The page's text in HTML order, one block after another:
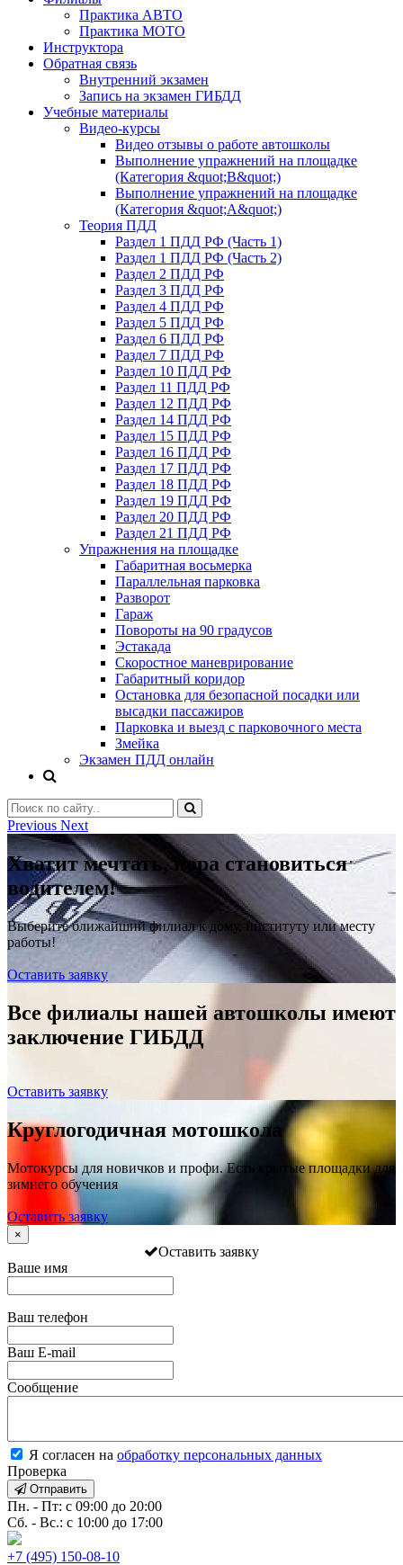
Практика АВТО
Практика МОТО
Инструктора
Обратная связь
Внутренний экзамен
Запись на экзамен ГИБДД
Учебные материалы
Видео-курсы
Видео отзывы о работе автошколы
Выполнение упражнений на площадке
(Категория &quot;В&quot;)
Выполнение упражнений на площадке
(Категория &quot;А&quot;)
Теория ПДД
Раздел 1 ПДД РФ (Часть 1)
Раздел 1 ПДД РФ (Часть 2)
Раздел 2 ПДД РФ
Раздел 3 ПДД РФ
Раздел 4 ПДД РФ
Раздел 5 ПДД РФ
Раздел 6 ПДД РФ
Раздел 7 ПДД РФ
Раздел 10 ПДД РФ
Раздел 11 ПДД РФ
Раздел 12 ПДД РФ
Раздел 14 ПДД РФ
Раздел 15 ПДД РФ
Раздел 16 ПДД РФ
Раздел 17 ПДД РФ
Раздел 18 ПДД РФ
Раздел 19 ПДД РФ
Раздел 20 ПДД РФ
Раздел 21 ПДД РФ
Упражнения на площадке
Габаритная восьмерка
Параллельная парковка
Разворот
Гараж
Повороты на 90 градусов
Эстакада
Скоростное маневрирование
Габаритный коридор
Остановка для безопасной посадки или
высадки пассажиров
Парковка и выезд с парковочного места
Змейка
Экзамен ПДД онлайн
Previous Next
Хватит мечтать, пора становиться
водителем!
Выберите ближайший филиал к дому, институту или месту
работы!
Оставить заявку
Все филиалы нашей автошколы имеют
заключение ГИБДД
Оставить заявку
Круглогодичная мотошкола
Мотокурсы для новичков и профи. Есть крытые площадки для
зимнего обучения
Оставить заявку
×
Оставить заявку
Ваше имя
Ваш телефон
Ваш E-mail
Сообщение
Я согласен на обработку персональных данных
Проверка
Отправить
Пн. - Пт: с 09:00 до 20:00
Сб. - Вс.: с 10:00 до 17:00
+7 (495) 150-08-10